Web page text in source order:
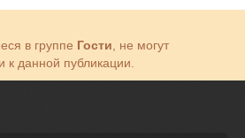
в группе Гости, не могут
к данной публикации.